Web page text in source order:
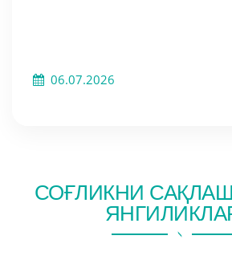
06.07.2026
СОҒЛИКНИ